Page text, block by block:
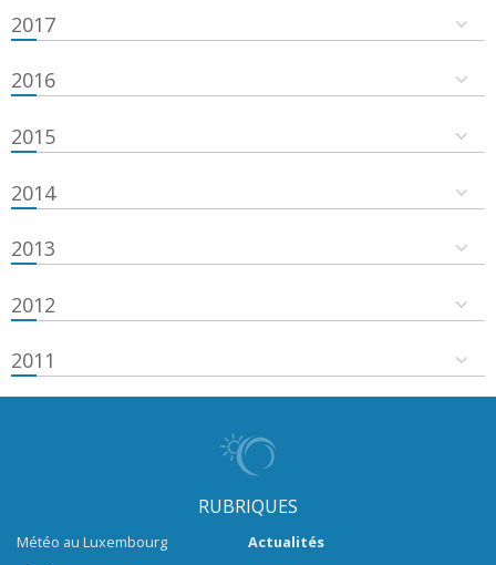
2017
2016
2015
2014
2013
2012
2011
RUBRIQUES
Météo au Luxembourg
Actualités